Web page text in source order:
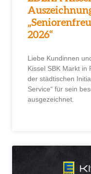
2026“
Liebe Kundinnen
Kissel SBK Markt in
der städtischen
Service“ für sein
ausgezeichnet.